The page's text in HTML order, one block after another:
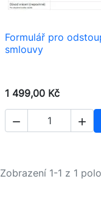
 Rychlý
Formulář pro
smlouvy
1 499,00 Kč
 
Zobrazení 1-1 z 1